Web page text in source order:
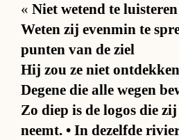
« Niet we­tend te luis­te­ren
We­ten zij even­min te
pun­ten van de ziel
Hij zou ze niet ont­dek­ken
De­gene die alle we­gen
Zo diep is de lo­gos die
neemt. • In de­zelfde